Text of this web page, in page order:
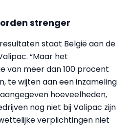
strenger
staat België aan de
“Maar het
van meer dan 100 procent
te wijten aan een inzameling
hoeveelheden,
nog niet bij Valipac zijn
verplichtingen niet